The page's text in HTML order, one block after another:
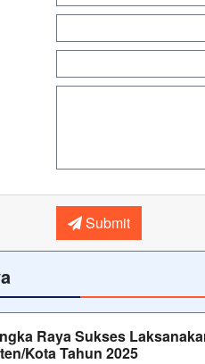
Submit
Raya Sukses
Kota Tahun 2025